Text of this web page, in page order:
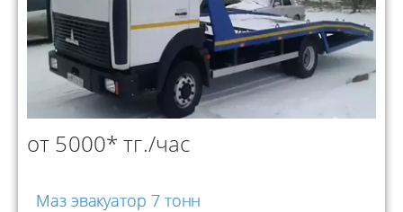
от 5000* тг./час
Маз эвакуатор 7 тонн